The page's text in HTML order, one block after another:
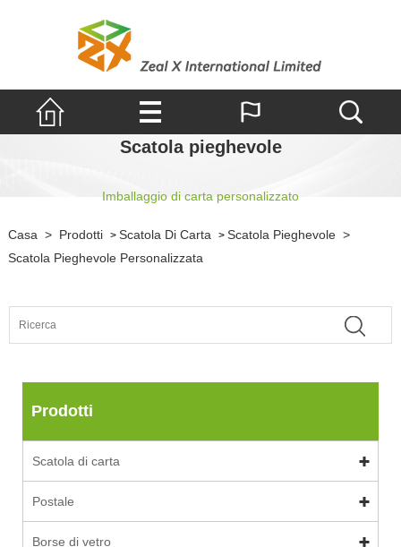
Scatola pieghevole
Imballaggio di carta personalizzato
Casa > Prodotti > Scatola Di Carta > Scatola Pieghevole >
Scatola Pieghevole Personalizzata
Prodotti
Scatola di carta
Postale
Borse di vetro